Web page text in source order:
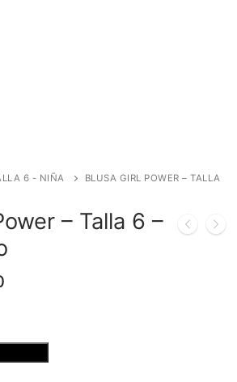
6 - NIÑA
BLUSA GIRL POWER – TALLA
– Talla 6 –